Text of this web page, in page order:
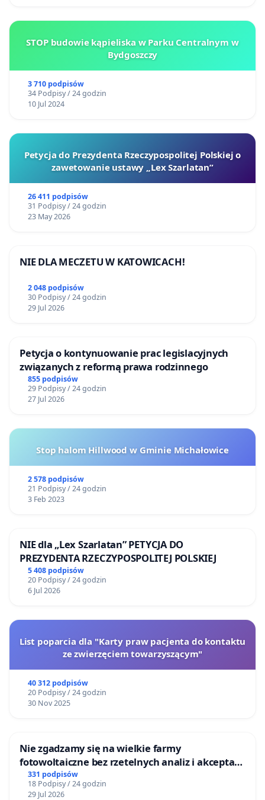
STOP budowie kąpieliska w Parku Centralnym w
Bydgoszczy
3 710 podpisów
34 Podpisy / 24 godzin
10 Jul 2024
Petycja do Prezydenta Rzeczypospolitej Polskiej o
zawetowanie ustawy „Lex Szarlatan”
26 411 podpisów
31 Podpisy / 24 godzin
23 May 2026
NIE DLA MECZETU W KATOWICACH!
2 048 podpisów
30 Podpisy / 24 godzin
29 Jul 2026
Petycja o kontynuowanie prac legislacyjnych
związanych z reformą prawa rodzinnego
855 podpisów
29 Podpisy / 24 godzin
27 Jul 2026
Stop halom Hillwood w Gminie Michałowice
2 578 podpisów
21 Podpisy / 24 godzin
3 Feb 2023
NIE dla „Lex Szarlatan” PETYCJA DO
PREZYDENTA RZECZYPOSPOLITEJ POLSKIEJ
5 408 podpisów
20 Podpisy / 24 godzin
6 Jul 2026
List poparcia dla "Karty praw pacjenta do kontaktu
ze zwierzęciem towarzyszącym"
40 312 podpisów
20 Podpisy / 24 godzin
30 Nov 2025
Nie zgadzamy się na wielkie farmy
fotowoltaiczne bez rzetelnych analiz i akceptacji
mieszkańców
331 podpisów
18 Podpisy / 24 godzin
29 Jul 2026